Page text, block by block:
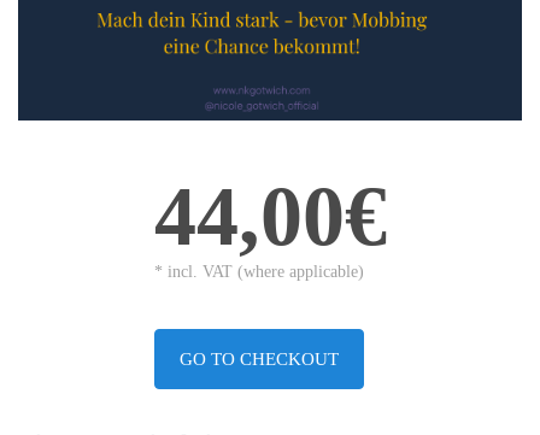
44,00€
* incl. VAT (where applicable)
GO TO CHECKOUT